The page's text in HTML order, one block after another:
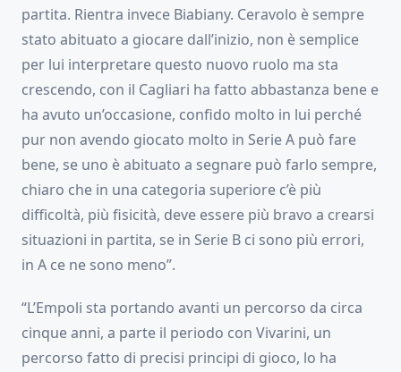
partita. Rientra invece Biabiany. Ceravolo è sempre
stato abituato a giocare dall’inizio, non è semplice
per lui interpretare questo nuovo ruolo ma sta
crescendo, con il Cagliari ha fatto abbastanza bene e
ha avuto un’occasione, confido molto in lui perché
pur non avendo giocato molto in Serie A può fare
bene, se uno è abituato a segnare può farlo sempre,
chiaro che in una categoria superiore c’è più
difficoltà, più fisicità, deve essere più bravo a crearsi
situazioni in partita, se in Serie B ci sono più errori,
in A ce ne sono meno”.
“L’Empoli sta portando avanti un percorso da circa
cinque anni, a parte il periodo con Vivarini, un
percorso fatto di precisi principi di gioco, lo ha